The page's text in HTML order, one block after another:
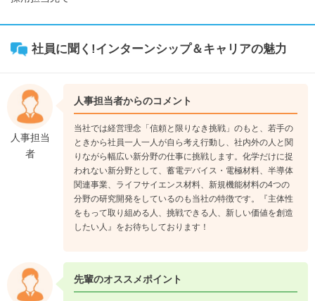
社員に聞く!インターンシップ＆キャリアの魅力
人事担当
者
人事担当者からのコメント
当社では経営理念「信頼と限りなき挑戦」のもと、若手の
ときから社員一人一人が自ら考え行動し、社内外の人と関
りながら幅広い新分野の仕事に挑戦します。化学だけに捉
われない新分野として、蓄電デバイス・電極材料、半導体
関連事業、ライフサイエンス材料、新規機能材料の4つの
分野の研究開発をしているのも当社の特徴です。『主体性
をもって取り組める人、挑戦できる人、新しい価値を創造
したい人』をお待ちしております！
先輩のオススメポイント